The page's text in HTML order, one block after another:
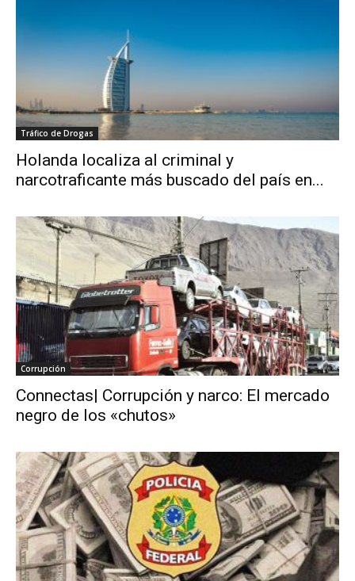
Tráfico de Drogas
Holanda localiza al criminal y
narcotraficante más buscado del país en...
Corrupción
Connectas| Corrupción y narco: El mercado
negro de los «chutos»